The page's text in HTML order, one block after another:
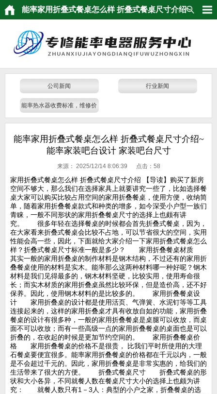
能率家用折叠式餐桌怎么样 折叠式餐桌尺寸介绍~
公司新闻 行业新闻
能率热水器收费标准，维修价
能率家用折叠式餐桌怎么样 折叠式餐桌尺寸介绍~
能率家装吧台设计 家装吧台尺寸
来源： 2025/12/14 8:06:39 点击： 58
家用折叠式餐桌怎么样 折叠式餐桌尺寸介绍 【导读】购买了新房
空间不够大，那么我们在选择家具上就要讲究一些了，比如选择餐
桌大家可以购买比较占用空间的家用折叠餐桌，使用方便，收纳简
单，随着家用折叠餐桌款式和种类的增多，如今深受小户型一族们
青睐，一般不同形状的家用折叠餐桌尺寸的选择上也颇有讲
究。 很多年轻在选择餐桌的时候都会首先折叠式餐桌，因为，
在大家看来折叠式餐桌会比较不占地，可以节省很大的空间，实用
性能会高一些，因此，下面就给大家介绍一下家用折叠式餐桌怎么
样？折叠式餐桌尺寸标准一般是多少？ 家用折叠餐桌材质
其实一般的家用折叠桌的制作材料是钢木结构，不过还有的家用折
叠餐桌使用的材料是实木。能率那么这两种材料哪一种好呢？钢木
材料是我们见得最多的，钢木材料坚硬，比较实用，使用寿命很
长；而实木材质的家用折叠桌虽然比较环保，但是造价高，还不好
保养。因此，使用钢木材料的是比较多的。 家用折叠餐桌设
计 家用折叠桌的设计都是使用活页、气弹簧、水泥钉等等工具
连接起来的，这样的家用折叠桌才具有收放自如的功能，家用折叠
餐桌的设计有很多种，一般的家用折叠餐桌是桌腿可以收放，而桌
面不可以收放；而有一些高级一点的家用折叠餐桌的桌面也是可以
折叠的，在收起的时候是更加节约空间的。 家用折叠餐桌价
格 家用折叠餐桌的价格不是很贵， 比我们平时所使用的大理
石餐桌要便宜很多。能率家用折叠餐桌的价格都在千元以内，一般
是不会超过千元的。因此，家用折叠餐桌是非常实惠的，给我们的
生活带来了很大的方便。 折叠式餐桌尺寸 折叠式餐桌的形
状和大小各异，不同就餐人数在餐桌尺寸大小的选择上也颇为讲
究： 就餐人数只有1－3人：典型的小户之家，折叠餐桌的选